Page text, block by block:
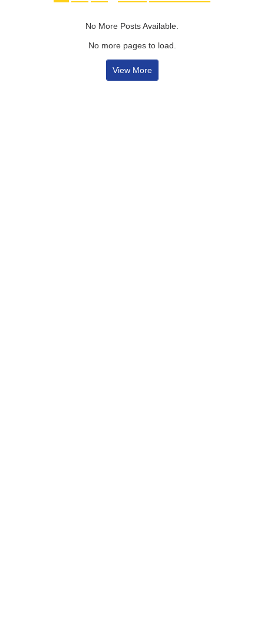
No More Posts Available.
No more pages to load.
View More